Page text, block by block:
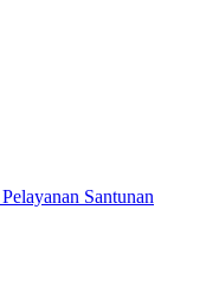
Santunan